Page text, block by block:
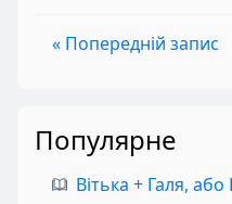
« Попередній запис
Популярне